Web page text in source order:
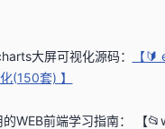
大屏可视化源码：
【
(150套) 】
WEB前端学习指南：
【